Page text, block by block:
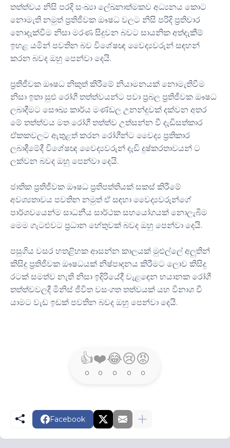
තත්ත්වය නිසි පරදි සංඛ්‍යා ලේඛනාත්මකව අධ්‍යනය කොට
නොමැති නමුත් ප්‍රතිජීවක ඖෂධ වලට නිසි පරිදි ප්‍රතිචාර
නොදැක්වීම නිසා මරණ සිදුවන බවට සායනික අත්දැකීම්
ඉහළ යමින් පවතින බව විශේෂඥ වෛද්‍යවරුන් සඳහන්
කරන බවද ඔහු පෙන්වා දෙයි.
ප්‍රතිජීවක ඖෂධ නිකුත් කිරීමේ නියාමනයක් නොමැතිවීම
නිසා ඉතා සුළු රෝගී තත්ත්වයන්ට පවා ප්‍රබල ප්‍රතිජීවක ඖෂධ
ලබාදීමට සෞඛ්‍ය කාර්ය මණ්ඩල උනන්දුවක් දක්වන අතර
මේ තත්ත්වය මත රෝගී තත්ත්ව උත්සන්න වී දැඩිසත්කාර
ඒකකවලට ඇතුළත් කරන රෝගීන්ට වෛද්‍ය ප්‍රතිකාර
ලබාදීමේදී විශේෂඥ වෛද්‍යවරුන් දැඩි දුෂ්කරතාවයන් ට
ලක්වන බවද ඔහු පෙන්වා දෙයි.
ජාතික ප්‍රතිජීවක ඖෂධ ප්‍රතිපත්තියක් සකස් කිරීමේ
අවශ්‍යතාවය පවතින නමුත් ඒ සඳහා වෛද්‍යවරුන්ගේ
පාර්ශවයෙන්ම සාධනීය සාර්ථක සහයෝගයක් නොලැබීම
මෙම ගැටළුවට ප්‍රධාන හේතුවක් බවද ඔහු පෙන්වා දෙයි.
පසුගිය වසර හතළිහක ආසන්න කාලයක් මුළුල්ලේ අලුතින්
කිසිදු ප්‍රතිජීවක ඖෂධයක් නිෂ්පාදනය කිරීමට ලොව කිසිදු
රටක් සමත්ව නැති නිසා ඉදිරියේදී වැළඳෙන භයානක රෝගී
තත්ත්වවලදී මිනිස් ජීවිත වසංගත තත්වයක් යහ විනාශ වී
යාමට වැඩ ඉඩක් පවතින බවද ඔහු පෙන්වා දෙයි.
👍
0
❤️
0
😂
0
😢
0
😡
0
Facebook